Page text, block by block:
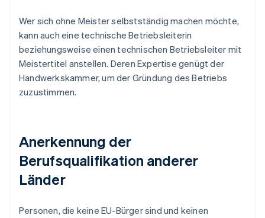
Wer sich ohne Meister selbstständig machen möchte,
kann auch eine technische Betriebsleiterin
beziehungsweise einen technischen Betriebsleiter mit
Meistertitel anstellen. Deren Expertise genügt der
Handwerkskammer, um der Gründung des Betriebs
zuzustimmen.
Anerkennung der
Berufsqualifikation anderer
Länder
Personen, die keine EU-Bürger sind und keinen